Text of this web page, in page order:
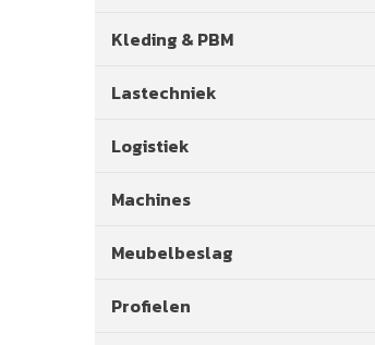
Kleding & PBM
Lastechniek
Logistiek
Machines
Meubelbeslag
Profielen